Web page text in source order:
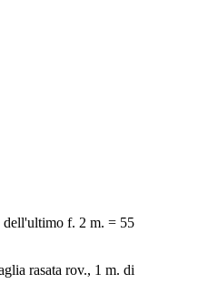
dell'ultimo f. 2 m. = 55
rasata rov., 1 m. di